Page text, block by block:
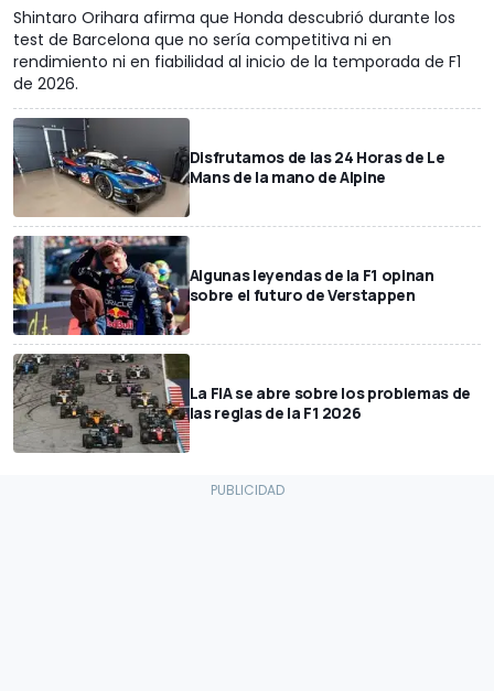
Shintaro Orihara afirma que Honda descubrió durante los
test de Barcelona que no sería competitiva ni en
rendimiento ni en fiabilidad al inicio de la temporada de F1
de 2026.
Disfrutamos de las 24 Horas de Le
Mans de la mano de Alpine
Algunas leyendas de la F1 opinan
sobre el futuro de Verstappen
La FIA se abre sobre los problemas de
las reglas de la F1 2026